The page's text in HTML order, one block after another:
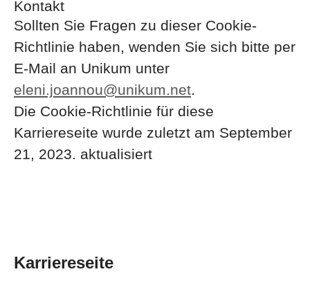
Kontakt
Sollten Sie Fragen zu dieser Cookie-
Richtlinie haben, wenden Sie sich bitte per
E-Mail an Unikum unter
eleni.joannou@unikum.net.
Die Cookie-Richtlinie für diese
Karriereseite wurde zuletzt am September
21, 2023. aktualisiert
Karriereseite